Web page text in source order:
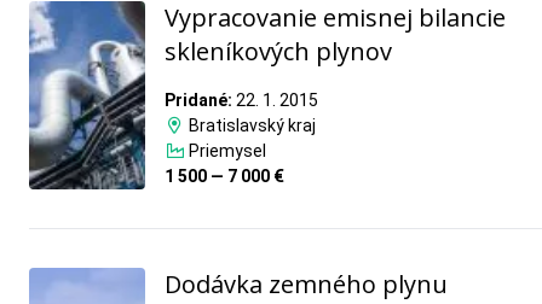
Vypracovanie emisnej bilancie
skleníkových plynov
Pridané: 22. 1. 2015
Bratislavský kraj
Priemysel
1 500 — 7 000 €
Dodávka zemného plynu